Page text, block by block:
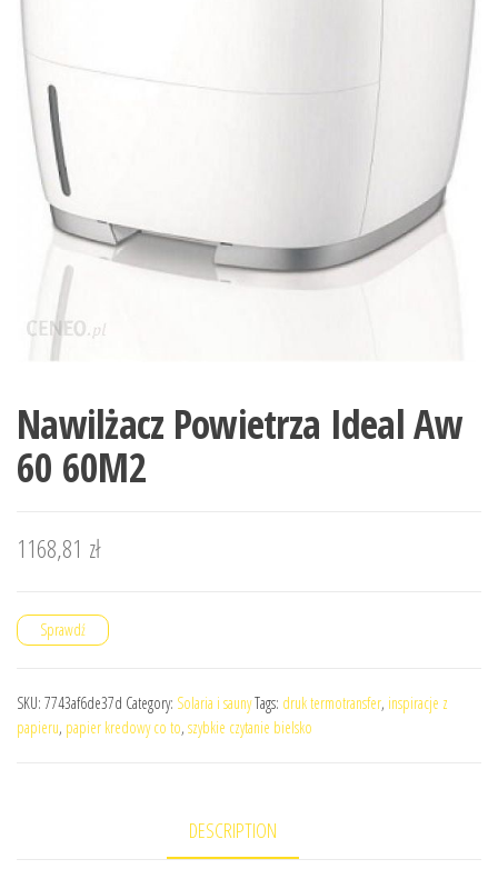
Nawilżacz Powietrza Ideal Aw
60 60M2
1168,81 zł
Sprawdź
SKU: 7743af6de37d Category: Solaria i saunyTags: druk termotransfer, inspiracje z
papieru, papier kredowy co to, szybkie czytanie bielsko
DESCRIPTION